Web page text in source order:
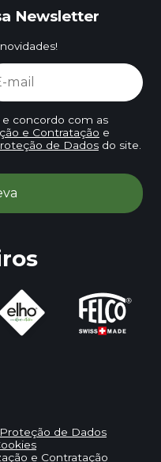
Newsletter
concordo com as
e Contratação e
de Dadosdo site.
de Dados
e Contratação